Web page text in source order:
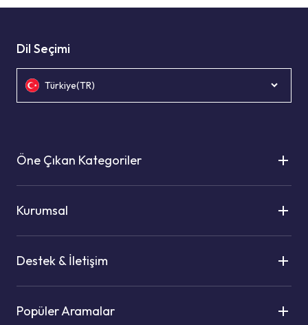
Dil Seçimi
Türkiye(TR)
Öne Çıkan Kategoriler
Kurumsal
Destek & İletişim
Popüler Aramalar